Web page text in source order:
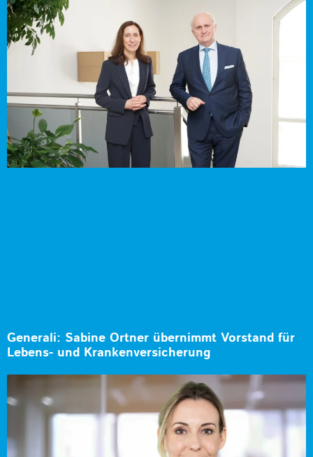
Generali: Sabine Ortner übernimmt Vorstand für
Lebens- und Krankenversicherung